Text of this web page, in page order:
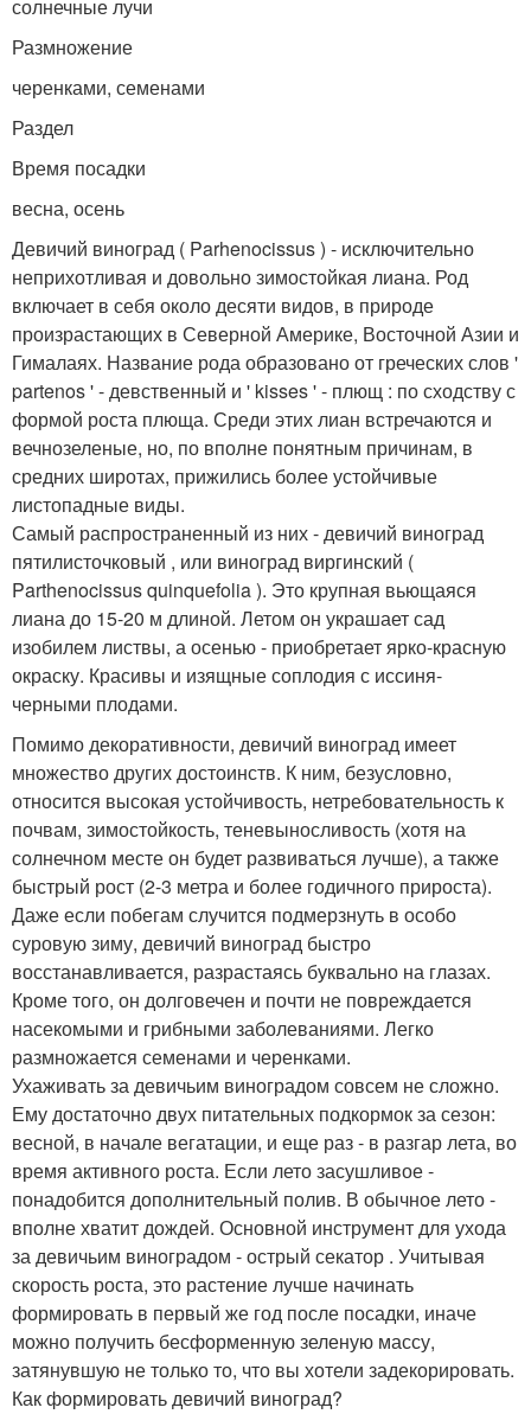
солнечные лучи
Размножение
черенками, семенами
Раздел
Время посадки
весна, осень
Девичий виноград ( Parhenocissus ) - исключительно
неприхотливая и довольно зимостойкая лиана. Род
включает в себя около десяти видов, в природе
произрастающих в Северной Америке, Восточной Азии и
Гималаях. Название рода образовано от греческих слов '
partenos ' - девственный и ' kisses ' - плющ : по сходству с
формой роста плюща. Среди этих лиан встречаются и
вечнозеленые, но, по вполне понятным причинам, в
средних широтах, прижились более устойчивые
листопадные виды.
Самый распространенный из них - девичий виноград
пятилисточковый , или виноград виргинский (
Parthenocissus quinquefolia ). Это крупная вьющаяся
лиана до 15-20 м длиной. Летом он украшает сад
изобилем листвы, а осенью - приобретает ярко-красную
окраску. Красивы и изящные соплодия с иссиня-
черными плодами.
Помимо декоративности, девичий виноград имеет
множество других достоинств. К ним, безусловно,
относится высокая устойчивость, нетребовательность к
почвам, зимостойкость, теневыносливость (хотя на
солнечном месте он будет развиваться лучше), а также
быстрый рост (2-3 метра и более годичного прироста).
Даже если побегам случится подмерзнуть в особо
суровую зиму, девичий виноград быстро
восстанавливается, разрастаясь буквально на глазах.
Кроме того, он долговечен и почти не повреждается
насекомыми и грибными заболеваниями. Легко
размножается семенами и черенками.
Ухаживать за девичьим виноградом совсем не сложно.
Ему достаточно двух питательных подкормок за сезон:
весной, в начале вегатации, и еще раз - в разгар лета, во
время активного роста. Если лето засушливое -
понадобится дополнительный полив. В обычное лето -
вполне хватит дождей. Основной инструмент для ухода
за девичьим виноградом - острый секатор . Учитывая
скорость роста, это растение лучше начинать
формировать в первый же год после посадки, иначе
можно получить бесформенную зеленую массу,
затянувшую не только то, что вы хотели задекорировать.
Как формировать девичий виноград?